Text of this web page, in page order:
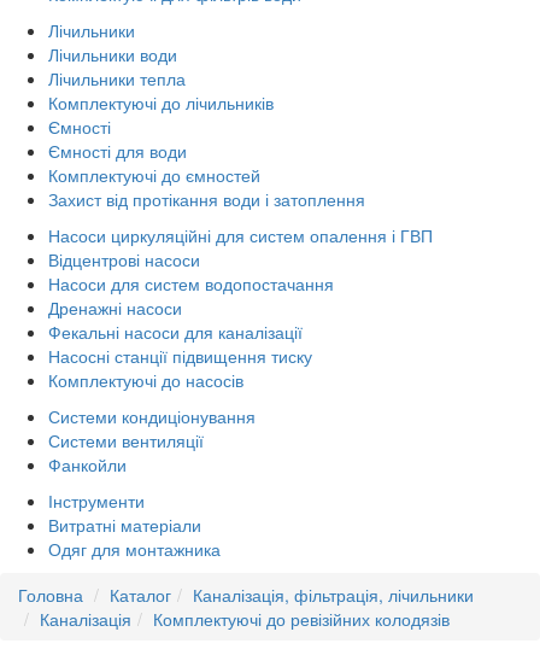
Лічильники
Лічильники води
Лічильники тепла
Комплектуючі до лічильників
Ємності
Ємності для води
Комплектуючі до ємностей
Захист від протікання води і затоплення
Насоси циркуляційні для систем опалення і ГВП
Відцентрові насоси
Насоси для систем водопостачання
Дренажні насоси
Фекальні насоси для каналізації
Насосні станції підвищення тиску
Комплектуючі до насосів
Системи кондиціонування
Системи вентиляції
Фанкойли
Інструменти
Витратні матеріали
Одяг для монтажника
Головна
Каталог
Каналізація, фільтрація, лічильники
Каналізація
Комплектуючі до ревізійних колодязів